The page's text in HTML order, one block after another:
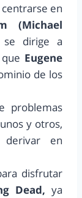
en
(Michael
se dirige a
Eugene
de los
problemas
y otros,
derivar en
disfrutar
Dead, ya